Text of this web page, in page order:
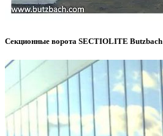
Секционные ворота SECTIOLITE Butzbach